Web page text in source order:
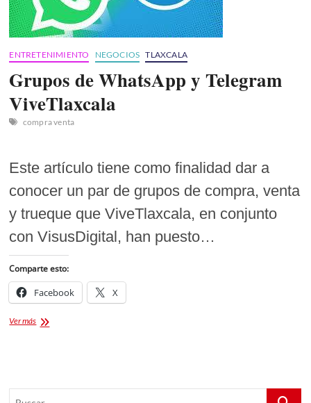
ENTRETENIMIENTO NEGOCIOS TLAXCALA
Grupos de WhatsApp y Telegram
ViveTlaxcala
compra venta
Este artículo tiene como finalidad dar a
conocer un par de grupos de compra, venta
y trueque que ViveTlaxcala, en conjunto
con VisusDigital, han puesto…
Comparte esto:
Facebook X
Ver másGrupos
Buscar...